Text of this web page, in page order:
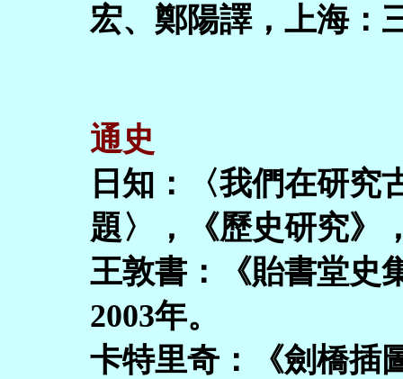
宏、鄭陽譯，上海：
通史
日知：〈我們在研究
題〉，《歷史研究》
王敦書：《貽書堂史
2003年。
卡特里奇：《劍橋插